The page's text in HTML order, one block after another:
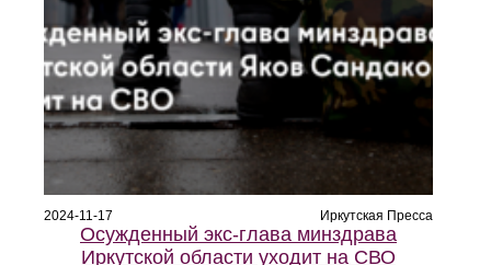
2024-11-17 Иркутская Пресса
Осужденный экс-глава минздрава
Иркутской области уходит на СВО